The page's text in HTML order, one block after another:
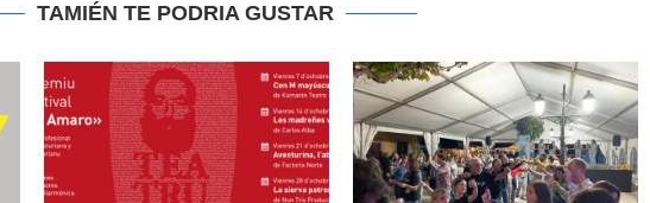
TAMIÉN TE PODRIA GUSTAR